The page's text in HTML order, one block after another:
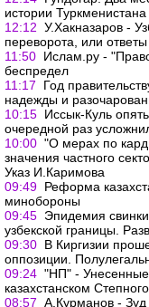
истории Туркменистана
12:12 У.Хакназаров -
переворота, или
11:50 Ислам.ру -
беспредел
11:17
Год
надежды и
10:15 Иссык-Куль
очередной раз
10:00 "О мерах по
значения частного
Указ И.Каримова
09:49 Реформа
минобороны
09:45 Эпидемия
узбекской границы.
09:30 В Киргизии
оппозиции.
09:24 "НП" -
казахстанском
08:57 А.Курманов -